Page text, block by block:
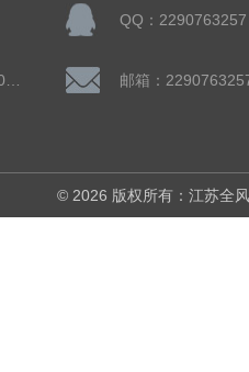
QQ：2290763257
邮箱：
© 2026 版权所有：江苏全